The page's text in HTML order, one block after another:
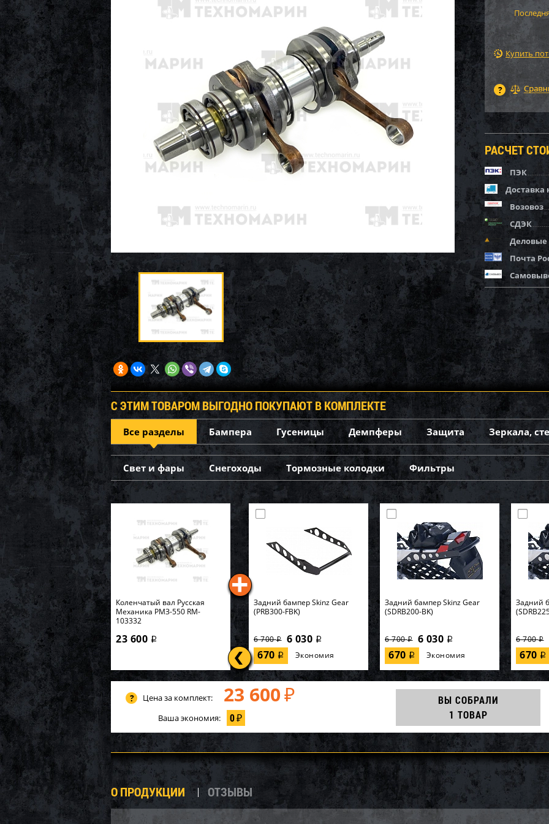
Купить
РАСЧЕТ
ПЭК
Доставка
Возовоз
СДЭК
Почта
С ЭТИМ ТОВАРОМ ВЫГОДНО ПОКУПАЮТ В КОМПЛЕКТЕ
Все разделы Бампера Гусеницы Демпферы Защита Зеркала,
Свет и фары Снегоходы Тормозные колодки Фильтры
Коленчатый вал Русская
Механика РМЗ-550 RM-
103332
23 600 i
Задний бампер Skinz Gear
(PRB300-FBK)
6 700i 6 030 i
670 i Экономия
Задний бампер Skinz Gear
(SDRB200-BK)
6 700i 6 030 i
670 i Экономия
Задний
6 700i
670 i
Цена за комплект: 23 600 ₽
Ваша экономия: 0₽
ВЫ СОБРАЛИ
1 ТОВАР
О ПРОДУКЦИИ ОТЗЫВЫ